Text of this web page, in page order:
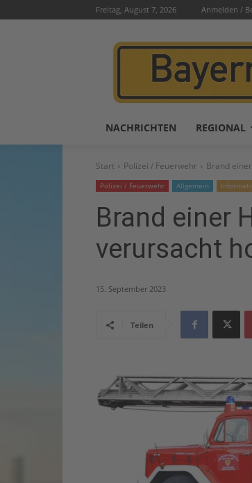
Freitag, August 7, 2026 Anmelden /
NACHRICHTEN REGIONAL
Start Polizei / Feuerwehr Brand
Polizei / Feuerwehr Allgemein
Brand einer
verursacht
15. September 2023
Teilen